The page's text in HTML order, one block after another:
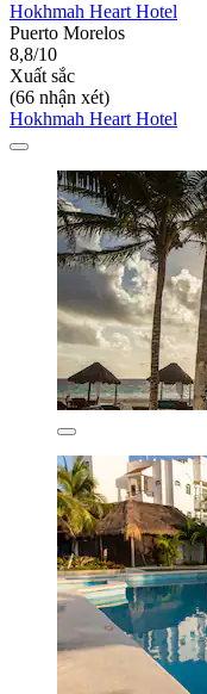
Hokhmah Heart Hotel
Puerto Morelos
8,8/10
Xuất sắc
(66 nhận xét)
Hokhmah Heart Hotel